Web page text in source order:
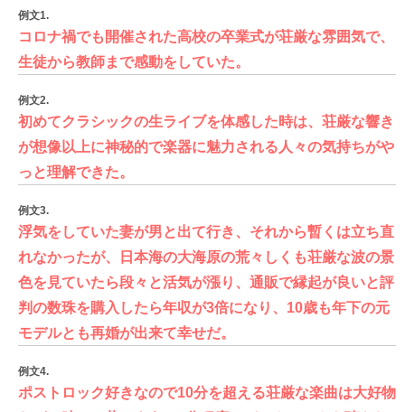
例文1.
コロナ禍でも開催された高校の卒業式が荘厳な雰囲気で、
生徒から教師まで感動をしていた。
例文2.
初めてクラシックの生ライブを体感した時は、荘厳な響き
が想像以上に神秘的で楽器に魅力される人々の気持ちがや
っと理解できた。
例文3.
浮気をしていた妻が男と出て行き、それから暫くは立ち直
れなかったが、日本海の大海原の荒々しくも荘厳な波の景
色を見ていたら段々と活気が漲り、通販で縁起が良いと評
判の数珠を購入したら年収が3倍になり、10歳も年下の元
モデルとも再婚が出来て幸せだ。
例文4.
ポストロック好きなので10分を超える荘厳な楽曲は大好物